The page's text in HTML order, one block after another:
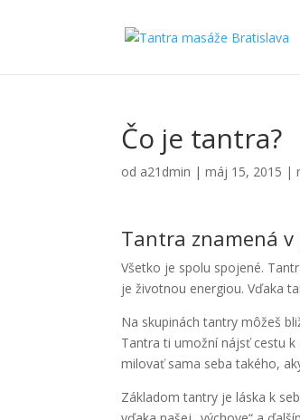
Čo je tantra?
od a21dmin |máj 15, 2015 |
Tantra znamená v
Všetko je spolu spojené.
je životnou energiou. Vďaka
Na skupinách tantry môžeš
Tantra ti umožní nájsť cestu
milovať sama seba takého,
Základom tantry je láska k